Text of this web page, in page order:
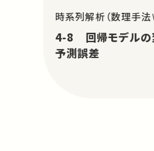
時系列解析（数理手法
4-8 回帰モデルの
予測誤差